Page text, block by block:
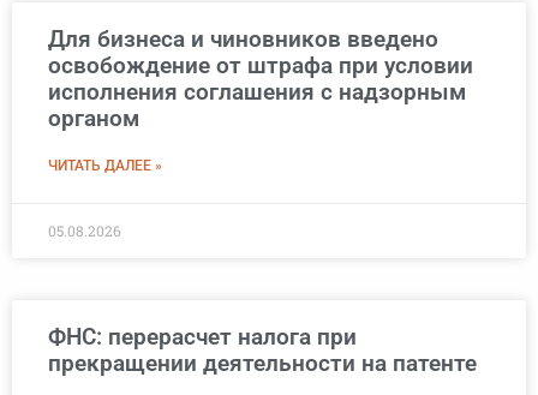
Для бизнеса и чиновников введено
освобождение от штрафа при условии
исполнения соглашения с надзорным
органом
ЧИТАТЬ ДАЛЕЕ »
05.08.2026
ФНС: перерасчет налога при
прекращении деятельности на патенте